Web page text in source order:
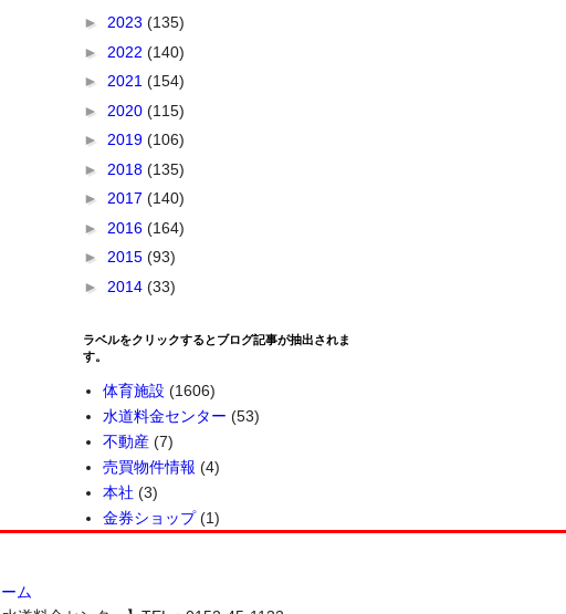
► 2023 (135)
► 2022 (140)
► 2021 (154)
► 2020 (115)
► 2019 (106)
► 2018 (135)
► 2017 (140)
► 2016 (164)
► 2015 (93)
► 2014 (33)
ラベルをクリックするとブログ記事が抽出されま
す。
体育施設 (1606)
水道料金センター (53)
不動産 (7)
売買物件情報 (4)
本社 (3)
金券ショップ (1)
ム